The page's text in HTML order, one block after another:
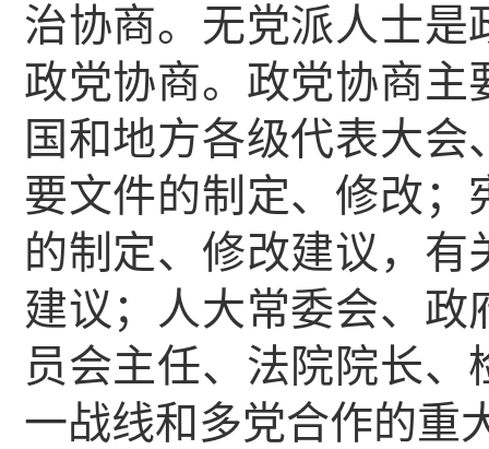
治协商。无党派人士
政党协商。政党协商主
国和地方各级代表大
要文件的制定、修改
的制定、修改建议，
建议；人大常委会、
员会主任、法院院长
一战线和多党合作的重